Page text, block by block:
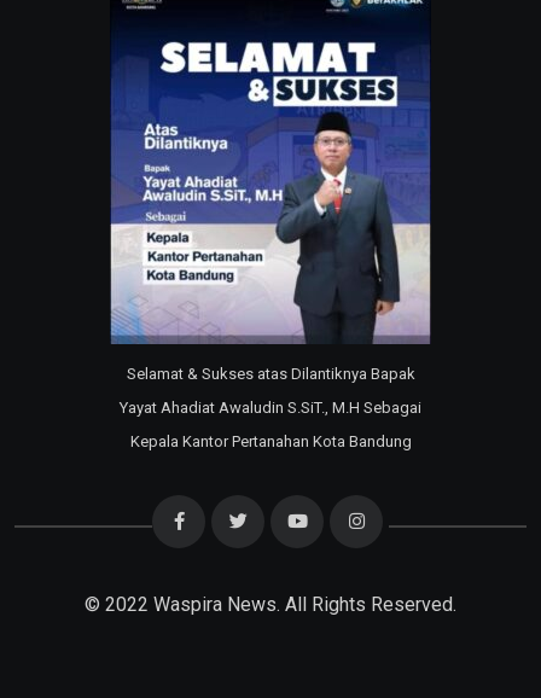
Selamat & Sukses atas Dilantiknya Bapak
Yayat Ahadiat Awaludin S.SiT., M.H Sebagai
Kepala Kantor Pertanahan Kota Bandung
© 2022 Waspira News. All Rights Reserved.